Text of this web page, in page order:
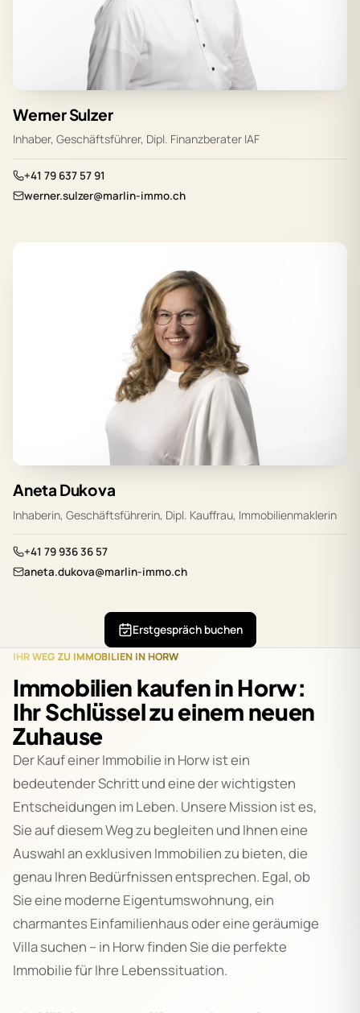
Werner Sulzer
Inhaber, Geschäftsführer, Dipl. Finanzberater IAF
+41 79 637 57 91
werner.sulzer@marlin-immo.ch
Aneta Dukova
Inhaberin, Geschäftsführerin, Dipl. Kauffrau, Immobilienmaklerin
+41 79 936 36 57
aneta.dukova@marlin-immo.ch
Erstgespräch buchen
IHR WEG ZU IMMOBILIEN IN HORW
Immobilien kaufen in Horw:
Ihr Schlüssel zu einem neuen
Zuhause
Der Kauf einer Immobilie in Horw ist ein
bedeutender Schritt und eine der wichtigsten
Entscheidungen im Leben. Unsere Mission ist es,
Sie auf diesem Weg zu begleiten und Ihnen eine
Auswahl an exklusiven Immobilien zu bieten, die
genau Ihren Bedürfnissen entsprechen. Egal, ob
Sie eine moderne Eigentumswohnung, ein
charmantes Einfamilienhaus oder eine geräumige
Villa suchen – in Horw finden Sie die perfekte
Immobilie für Ihre Lebenssituation.